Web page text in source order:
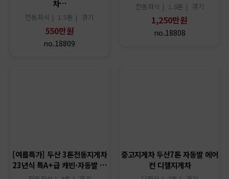
차…
전동좌식 | 1.5톤 | 경기
550만원
no.18809
전동좌식 | 1.8톤 | 경기
1,250만원
no.18808
no.18807 no.18806